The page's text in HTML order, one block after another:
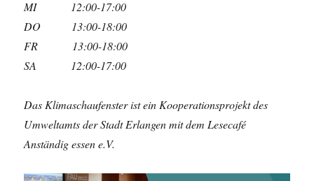
MI 12:00-17:00
DO 13:00-18:00
FR 13:00-18:00
SA 12:00-17:00
Das Klimaschaufenster ist ein Kooperationsprojekt des
Umweltamts der Stadt Erlangen mit dem Lesecafé
Anständig essen e.V.